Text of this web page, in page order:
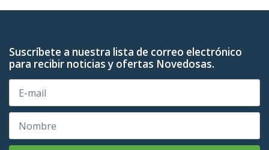
Suscríbete a nuestra lista de correo electrónico
para recibir noticias y ofertas Novedosas.